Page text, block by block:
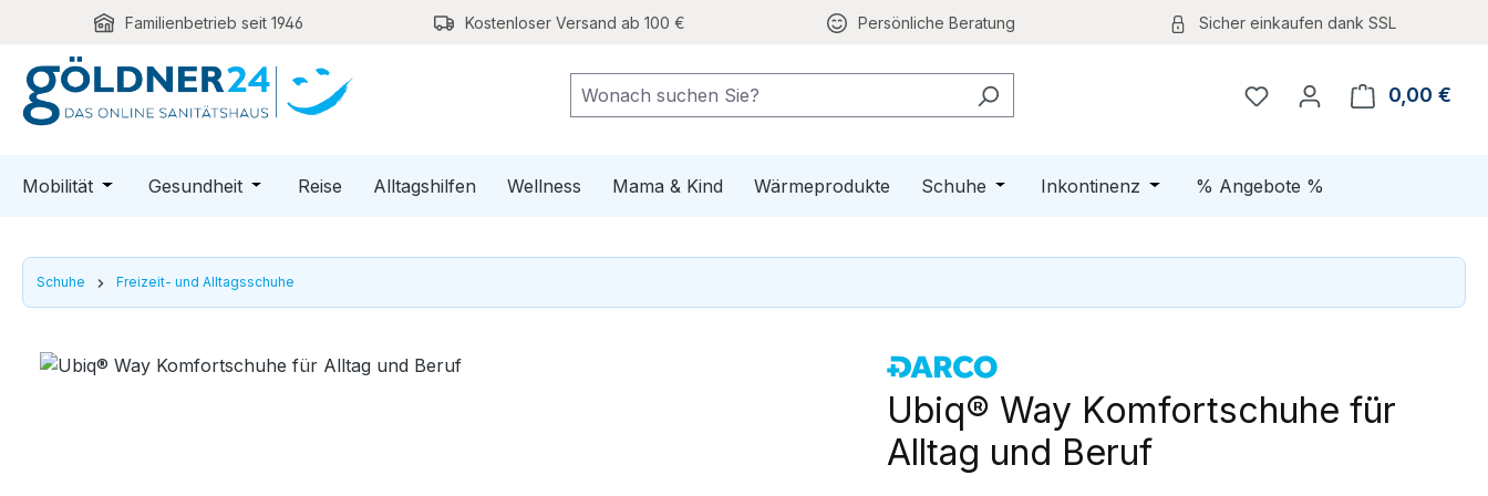
Hauptinhalt springen
Zur Suche springen
Zur Hauptnavigation springen
Familienbetrieb seit 1946 Kostenloser Versand ab 100 € Persönliche Beratung Sicher einkaufen dank SSL
0,00 €
Mobilität Öffne oder Schließe das Dropdown der Kategorie Mobilität
Gesundheit Öffne oder Schließe das Dropdown der Kategorie Gesundheit
Reise Alltagshilfen Wellness Mama & Kind Wärmeprodukte Schuhe Öffne oder Schließe das Dropdown der Kategorie Schuhe
Inkontinenz Öffne oder Schließe das Dropdown der
% Angebote %
Schuhe Freizeit- und Alltagsschuhe
Bildergalerie überspringen
Ubiq® Way Komfortschuhe für
Alltag und Beruf